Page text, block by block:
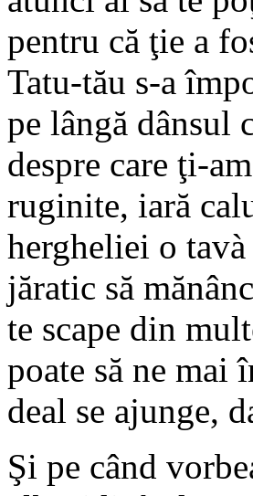
pentru că ţie a
Tatu-tău s-a
pe lângă dânsul
despre care ţi-
ruginite, iară
hergheliei o
jăratic să
te scape din
poate să ne mai
deal se ajunge,
Şi pe când